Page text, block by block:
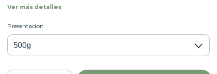
Ver más detalles
Presentacion